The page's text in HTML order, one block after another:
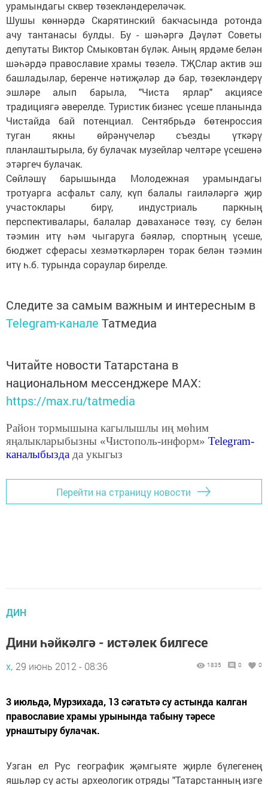
урамындагы сквер төзекләндереләчәк.
Шушы көннәрдә Скарятинский бакчасында ротонда
ачу тантанасы булды. Бу - шәһәргә Дәүләт Советы
депутаты Виктор Смыковтан бүләк. Аның ярдәме белән
шәһәрдә православие храмы төзелә. ТҖСлар актив эш
башладылар, беренче нәтиҗәләр дә бар, төзекләндерү
эшләре алып барыла, "Чиста ярлар" акциясе
традициягә әверелде. Туристик бизнес үсеше планында
Чистайда бай потенциал. Сентябрьдә бөтенроссия
туган якны өйрәнүчеләр съезды үткәрү
планлаштырыла, бу булачак музейлар челтәре үсешенә
этәргеч булачак.
Сөйләшү барышында Молодежная урамындагы
тротуарга асфальт салу, күп балалы гаиләләргә җир
участоклары бирү, индустриаль паркның
перспективалары, балалар дәваханәсе төзү, су белән
тәэмин итү һәм чыгаруга бәяләр, спортның үсеше,
бюджет сферасы хезмәткәрләрен торак белән тәэмин
итү һ.б. турында сораулар бирелде.
Следите за самым важным и интересным в
Telegram-канале Татмедиа
Читайте новости Татарстана в
национальном мессенджере MАХ:
https://max.ru/tatmedia
Район тормышына кагылышлы иң мөһим
яңалыкларыбызны «Чистополь-информ» Telegram-
каналыбызда да укыгыз
Перейти на страницу новости
ДИН
Дини һәйкәлгә - истәлек билгесе
х, 29 июнь 2012 - 08:36 1835 0 0
3 июльдә, Мурзихада, 13 сәгатьтә су астында калган
православие храмы урынында табыну тәресе
урнаштыру булачак.
Узган ел Рус географик җәмгыяте җирле бүлегенең
яшьләр су асты археологик отряды "Татарстанның изге